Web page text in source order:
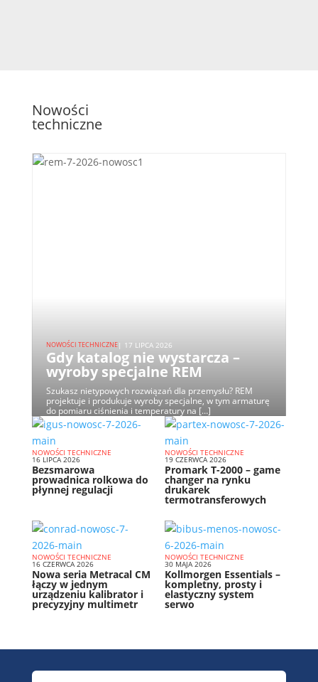
Nowości
techniczne
NOWOŚCI TECHNICZNE| 17 LIPCA 2026
Gdy katalog nie wystarcza –
wyroby specjalne REM
Szukasz nietypowych rozwiązań dla przemysłu? REM
projektuje i produkuje wyroby specjalne, w tym armaturę
do pomiaru ciśnienia i temperatury na […]
NOWOŚCI TECHNICZNE
16 LIPCA 2026
Bezsmarowa
prowadnica rolkowa do
płynnej regulacji
NOWOŚCI TECHNICZNE
19 CZERWCA 2026
Promark T-2000 – game
changer na rynku
drukarek
termotransferowych
NOWOŚCI TECHNICZNE
16 CZERWCA 2026
Nowa seria Metracal CM
łączy w jednym
urządzeniu kalibrator i
precyzyjny multimetr
NOWOŚCI TECHNICZNE
30 MAJA 2026
Kollmorgen Essentials –
kompletny, prosty i
elastyczny system
serwo